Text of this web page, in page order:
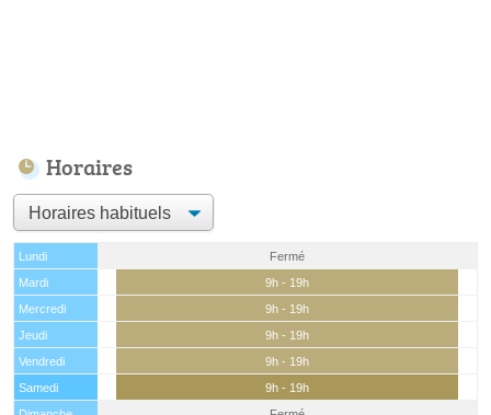
Horaires
Lundi
Fermé
Mardi
9h - 19h
Mercredi
9h - 19h
Jeudi
9h - 19h
Vendredi
9h - 19h
Samedi
9h - 19h